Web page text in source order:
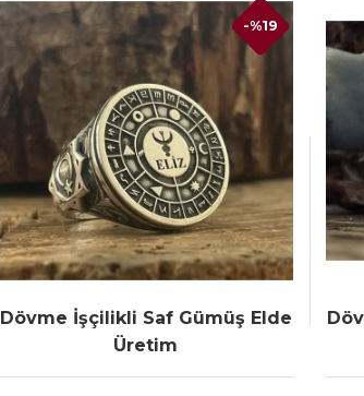
Dövme İşçilikli Saf Gümüş Elde
Üretim
-%19